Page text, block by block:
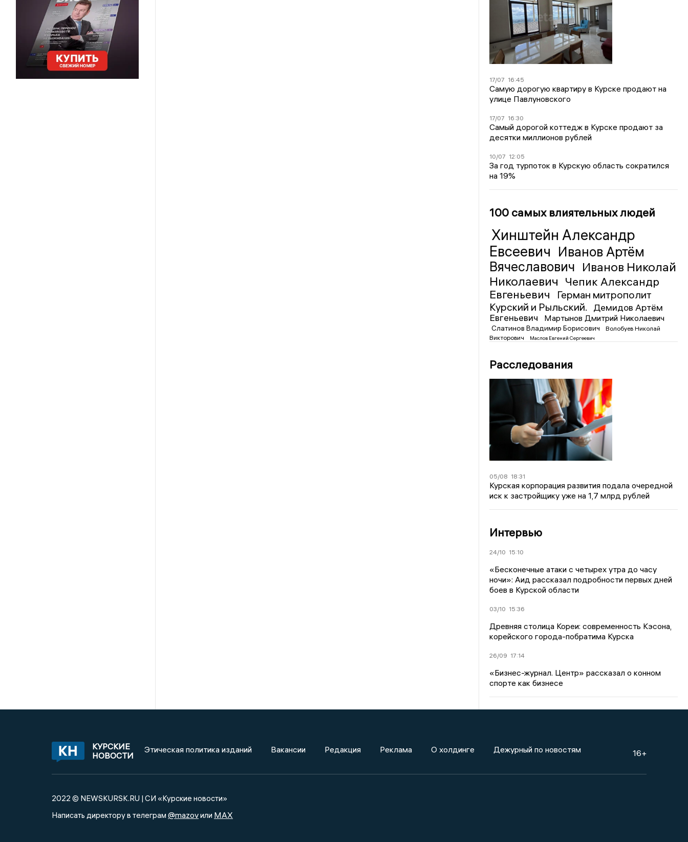
17/07 16:45
Самую дорогую квартиру в Курске продают на
улице Павлуновского
17/07 16:30
Самый дорогой коттедж в Курске продают за
десятки миллионов рублей
10/07 12:05
За год турпоток в Курскую область сократился
на 19%
100 самых влиятельных людей
Хинштейн Александр
Евсеевич Иванов Артём
Вячеславович Иванов Николай
Николаевич Чепик Александр
Евгеньевич
Герман митрополит
Курский и Рыльский.
Демидов Артём
Евгеньевич
Мартынов Дмитрий Николаевич
Слатинов Владимир Борисович
Волобуев Николай
Викторович
Маслов Евгений Сергеевич
Расследования
05/08 18:31
Курская корпорация развития подала очередной
иск к застройщику уже на 1,7 млрд рублей
Интервью
24/10 15:10
«Бесконечные атаки с четырех утра до часу
ночи»: Аид рассказал подробности первых дней
боев в Курской области
03/10 15:36
Древняя столица Кореи: современность Кэсона,
корейского города-побратима Курска
26/09 17:14
«Бизнес-журнал. Центр» рассказал о конном
спорте как бизнесе
КУРСКИЕ
НОВОСТИ
Этическая политика изданий Вакансии Редакция Реклама О холдинге Дежурный по новостям 16+
2022 © NEWSKURSK.RU | СИ «Курские новости»
Написать директору в телеграм @mazovили MAX